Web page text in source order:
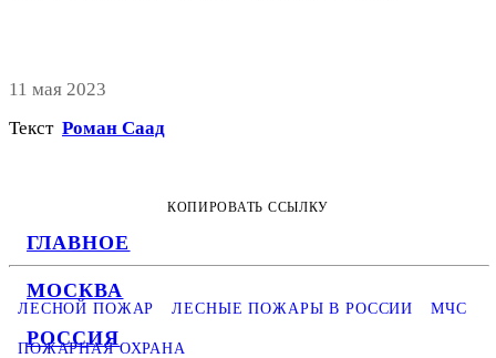
ГЛАВНОЕ
МОСКВА
РОССИЯ
11 мая 2023
Текст Роман Саад
КОПИРОВАТЬ ССЫЛКУ
ЛЕСНОЙ ПОЖАР ЛЕСНЫЕ ПОЖАРЫ В РОССИИ МЧС
ПОЖАРНАЯ ОХРАНА